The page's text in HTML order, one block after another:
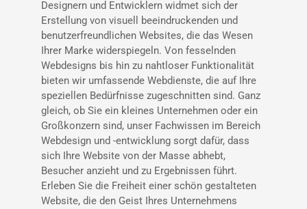
Designern und Entwicklern widmet sich der
Erstellung von visuell beeindruckenden und
benutzerfreundlichen Websites, die das Wesen
Ihrer Marke widerspiegeln. Von fesselnden
Webdesigns bis hin zu nahtloser Funktionalität
bieten wir umfassende Webdienste, die auf Ihre
speziellen Bedürfnisse zugeschnitten sind. Ganz
gleich, ob Sie ein kleines Unternehmen oder ein
Großkonzern sind, unser Fachwissen im Bereich
Webdesign und -entwicklung sorgt dafür, dass
sich Ihre Website von der Masse abhebt,
Besucher anzieht und zu Ergebnissen führt.
Erleben Sie die Freiheit einer schön gestalteten
Website, die den Geist Ihres Unternehmens